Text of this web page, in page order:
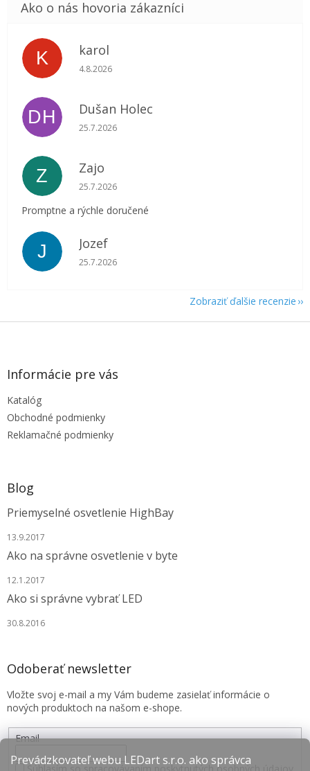
Prevádzkovateľ webu LEDart s.r.o. ako správca
K karol
Hodnotenie obchodu je 5 z 5 hviezdičiek.
4.8.2026
DH Dušan Holec
Hodnotenie obchodu je 5 z 5 hviezdičiek.
25.7.2026
Z Zajo
Hodnotenie obchodu je 5 z 5 hviezdičiek.
25.7.2026
Promptne a rýchle doručené
J Jozef
Hodnotenie obchodu je 5 z 5 hviezdičiek.
25.7.2026
Zobraziť ďalšie recenzie
Z
Informácie pre vás
Katalóg
Obchodné podmienky
Reklamačné podmienky
Blog
Priemyselné osvetlenie HighBay
13.9.2017
Ako na správne osvetlenie v byte
12.1.2017
Ako si správne vybrať LED
30.8.2016
Odoberať newsletter
Vložte svoj e-mail a my Vám budeme zasielať informácie o
nových produktoch na našom e-shope.
Email